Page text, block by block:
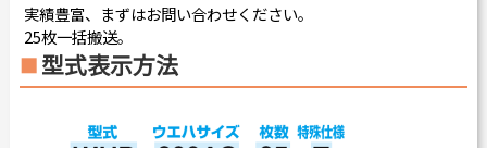
実績豊富、まずはお問い合わせください。
25枚一括搬送。
型式表示方法